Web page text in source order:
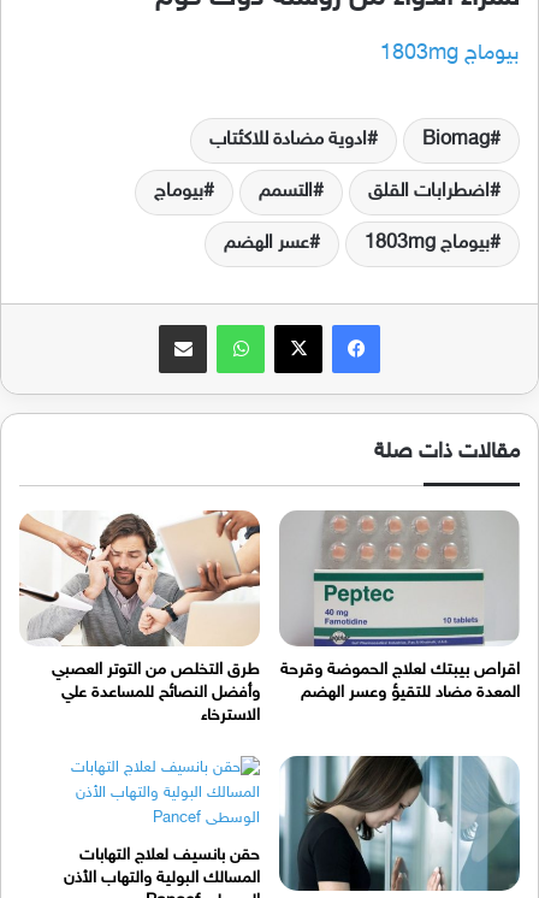
بيوماج 1803mg
Biomag ادوية مضادة للاكئتاب
اضطرابات القلق التسمم بيوماج
بيوماج 1803mg عسر الهضم
فيسبوك واتساب
مقالات ذات صلة
اقراص بيبتك لعلاج الحموضة وقرحة
المعدة مضاد للتقيؤ وعسر الهضم
طرق التخلص من التوتر العصبي
وأفضل النصائح للمساعدة علي
الاسترخاء
حقن بانسيف لعلاج التهابات
المسالك البولية والتهاب الأذن